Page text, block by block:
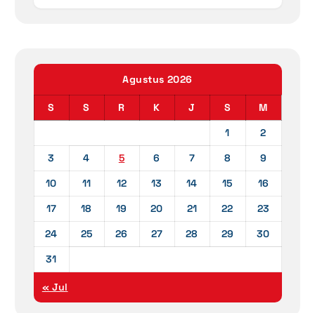
Agustus 2026
S S R K J S
M
1
2
3
4 5 6 7 8
9
10
11 12 13 14 15
16
17
18 19 20 21 22
23
24
25 26 27 28 29
30
31
« Jul